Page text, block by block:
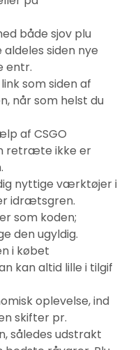
både sjov plu
aldeles siden nye
entr.
som siden af
når som helst du
af CSGO
retræte ikke er
nyttige værktøjer i
idrætsgren.
som koden;
den ugyldig.
i købet
kan altid lille i tilgif
oplevelse, ind
skifter pr.
således udstrakt